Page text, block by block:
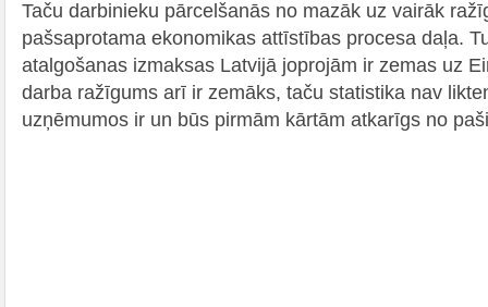
Taču darbinieku pārcelšanās no mazāk uz vairāk
pašsaprotama ekonomikas attīstības procesa daļa.
atalgošanas izmaksas Latvijā joprojām ir zemas uz
darba ražīgums arī ir zemāks, taču statistika nav
uzņēmumos ir un būs pirmām kārtām atkarīgs no